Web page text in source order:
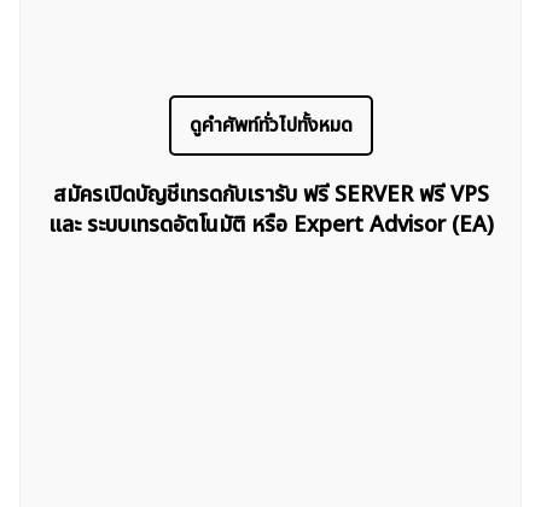
ดูคำศัพท์ทั่วไปทั้งหมด
สมัครเปิดบัญชีเทรดกับเรารับ ฟรี SERVER ฟรี VPS
และ ระบบเทรดอัตโนมัติ หรือ Expert Advisor (EA)